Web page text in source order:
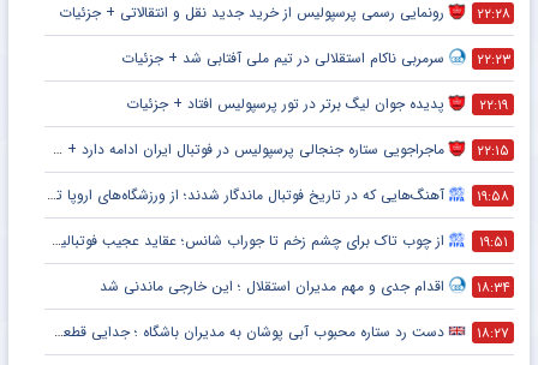
۲۲:۲۸ رونمایی رسمی پرسپولیس از خرید جدید نقل و انتقالاتی + جزئیات
۲۲:۲۳ سرمربی ناکام استقلالی در تیم ملی آفتابی شد + جزئیات
۲۲:۱۹ پدیده جوان لیگ برتر در تور پرسپولیس افتاد + جزئیات
۲۲:۱۵ ماجراجویی ستاره جنجالی پرسپولیس در فوتبال ایران ادامه دارد + جزئیات
۱۹:۵۸ آهنگ‌هایی که در تاریخ فوتبال ماندگار شدند؛ از ورزشگاه‌های اروپا تا جام جهانی
۱۹:۵۱ از چوب تاک برای چشم زخم تا جوراب شانس؛ عقاید عجیب فوتبالیست‌ها!
۱۸:۳۴ اقدام جدی و مهم مدیران استقلال ؛ این خارجی ماندنی شد
۱۸:۲۷ دست رد ستاره محبوب آبی پوشان به مدیران باشگاه ؛ جدایی قطعی است !